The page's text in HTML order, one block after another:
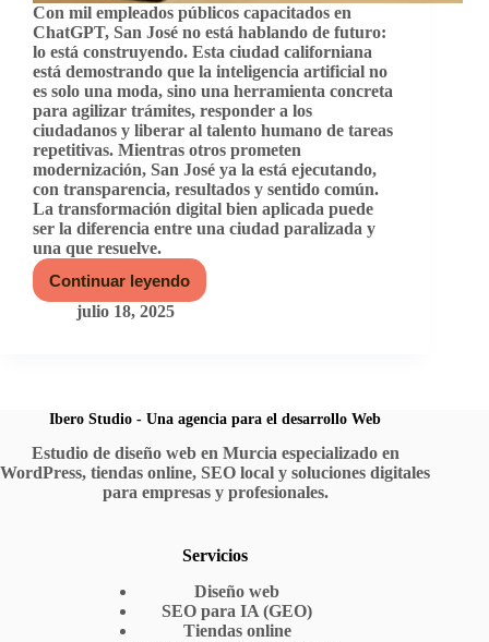
Con mil empleados públicos capacitados en
ChatGPT, San José no está hablando de futuro:
lo está construyendo. Esta ciudad californiana
está demostrando que la inteligencia artificial no
es solo una moda, sino una herramienta concreta
para agilizar trámites, responder a los
ciudadanos y liberar al talento humano de tareas
repetitivas. Mientras otros prometen
modernización, San José ya la está ejecutando,
con transparencia, resultados y sentido común.
La transformación digital bien aplicada puede
ser la diferencia entre una ciudad paralizada y
una que resuelve.
Continuar leyendo
Inteligencia
artificial
en
caso
San
José
julio 18, 2025
Ibero Studio - Una agencia para el desarrollo Web
Estudio de diseño web en Murcia especializado en
WordPress, tiendas online, SEO local y soluciones digitales
para empresas y profesionales.
Servicios
Diseño web
SEO para IA (GEO)
Tiendas online